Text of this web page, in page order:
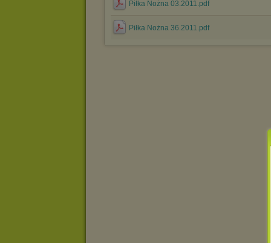
Piłka Nożna 03.2011.pdf
Piłka Nożna 36.2011.pdf